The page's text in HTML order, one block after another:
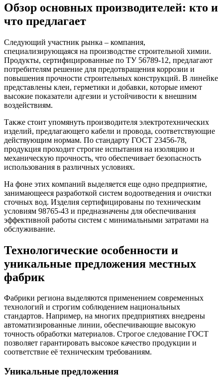
Обзор основных производителей: кто и
что предлагает
Следующий участник рынка – компания,
специализирующаяся на производстве строительной химии.
Продукты, сертифицированные по ТУ 56789-12, предлагают
потребителям решение для предотвращения коррозии и
повышения прочности строительных конструкций. В линейке
представлены клеи, герметики и добавки, которые имеют
высокие показатели адгезии и устойчивости к внешним
воздействиям.
Также стоит упомянуть производителя электротехнических
изделий, предлагающего кабели и провода, соответствующие
действующим нормам. По стандарту ГОСТ 23456-78,
продукция проходит строгие испытания на изоляцию и
механическую прочность, что обеспечивает безопасность
использования в различных условиях.
На фоне этих компаний выделяется еще одно предприятие,
занимающееся разработкой систем водоотведения и очистки
сточных вод. Изделия сертифицированы по техническим
условиям 98765-43 и предназначены для обеспечивания
эффективной работы систем с минимальными затратами на
обслуживание.
Технологические особенности и
уникальные предложения местных
фабрик
Фабрики региона выделяются применением современных
технологий и строгим соблюдением национальных
стандартов. Например, на многих предприятиях внедрены
автоматизированные линии, обеспечивающие высокую
точность обработки материалов. Строгое следование ГОСТ
позволяет гарантировать высокое качество продукции и
соответствие её техническим требованиям.
Уникальные предложения